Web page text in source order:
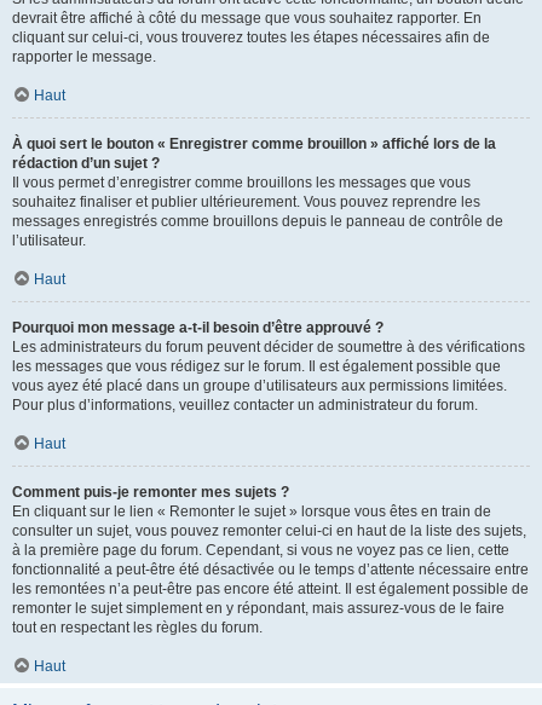
devrait être affiché à côté du message que vous souhaitez rapporter. En
cliquant sur celui-ci, vous trouverez toutes les étapes nécessaires afin de
rapporter le message.
Haut
À quoi sert le bouton « Enregistrer comme brouillon » affiché lors de la
rédaction d’un sujet ?
Il vous permet d’enregistrer comme brouillons les messages que vous
souhaitez finaliser et publier ultérieurement. Vous pouvez reprendre les
messages enregistrés comme brouillons depuis le panneau de contrôle de
l’utilisateur.
Haut
Pourquoi mon message a-t-il besoin d’être approuvé ?
Les administrateurs du forum peuvent décider de soumettre à des vérifications
les messages que vous rédigez sur le forum. Il est également possible que
vous ayez été placé dans un groupe d’utilisateurs aux permissions limitées.
Pour plus d’informations, veuillez contacter un administrateur du forum.
Haut
Comment puis-je remonter mes sujets ?
En cliquant sur le lien « Remonter le sujet » lorsque vous êtes en train de
consulter un sujet, vous pouvez remonter celui-ci en haut de la liste des sujets,
à la première page du forum. Cependant, si vous ne voyez pas ce lien, cette
fonctionnalité a peut-être été désactivée ou le temps d’attente nécessaire entre
les remontées n’a peut-être pas encore été atteint. Il est également possible de
remonter le sujet simplement en y répondant, mais assurez-vous de le faire
tout en respectant les règles du forum.
Haut